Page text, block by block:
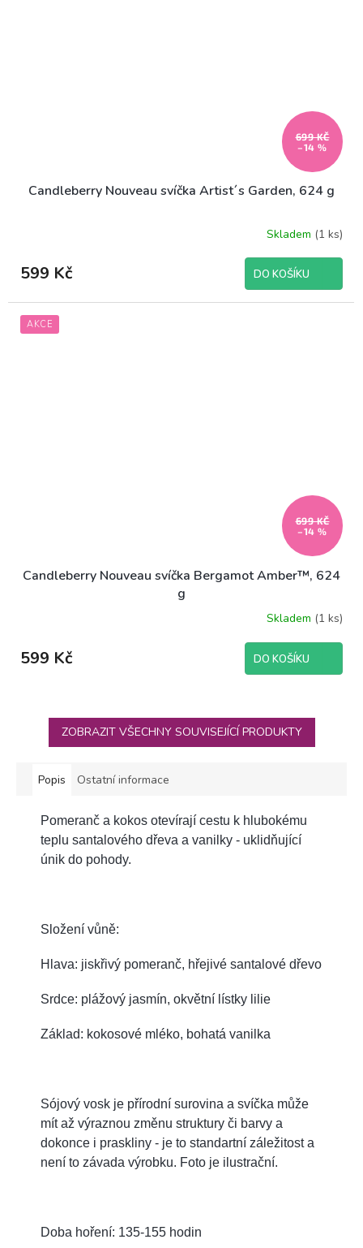
699 KČ
–14 %
Candleberry Nouveau svíčka Artist´s Garden, 624 g
Skladem (1 ks)
599 Kč DO KOŠÍKU
AKCE
699 KČ
–14 %
Candleberry Nouveau svíčka Bergamot Amber™, 624
g
Skladem (1 ks)
599 Kč DO KOŠÍKU
ZOBRAZIT VŠECHNY SOUVISEJÍCÍ PRODUKTY
Popis Ostatní informace
Pomeranč a kokos otevírají cestu k hlubokému
teplu santalového dřeva a vanilky - uklidňující
únik do pohody.
Složení vůně:
Hlava: jiskřivý pomeranč, hřejivé santalové dřevo
Srdce: plážový jasmín, okvětní lístky lilie
Základ: kokosové mléko, bohatá vanilka
Sójový vosk je přírodní surovina a svíčka může
mít až výraznou změnu struktury či barvy a
dokonce i praskliny - je to standartní záležitost a
není to závada výrobku. Foto je ilustrační.
Doba hoření: 135-155 hodin